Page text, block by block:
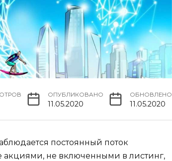
ОПУБЛИКОВАНО
11.05.2020
ОБНОВЛЕНО
11.05.2020
постоянный поток
акциями, не включенными в листинг,